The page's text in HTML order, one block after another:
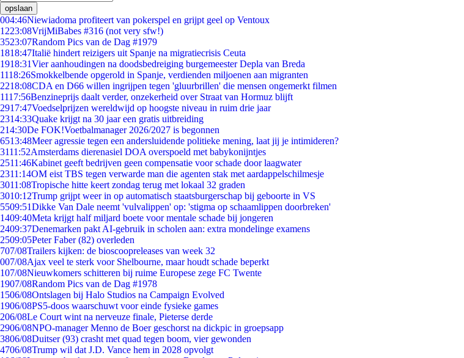
opslaan
004:46Niewiadoma profiteert van pokerspel en grijpt geel op Ventoux
1223:08VrijMiBabes #316 (not very sfw!)
3523:07Random Pics van de Dag #1979
1818:47Italië hindert reizigers uit Spanje na migratiecrisis Ceuta
1918:31Vier aanhoudingen na doodsbedreiging burgemeester Depla van Breda
1118:26Smokkelbende opgerold in Spanje, verdienden miljoenen aan migranten
2218:08CDA en D66 willen ingrijpen tegen 'gluurbrillen' die mensen ongemerkt filmen
1117:56Benzineprijs daalt verder, onzekerheid over Straat van Hormuz blijft
2917:47Voedselprijzen wereldwijd op hoogste niveau in ruim drie jaar
2314:33Quake krijgt na 30 jaar een gratis uitbreiding
214:30De FOK!Voetbalmanager 2026/2027 is begonnen
6513:48Meer agressie tegen een andersluidende politieke mening, laat jij je intimideren?
3111:52Amsterdams dierenasiel DOA overspoeld met babykonijntjes
2511:46Kabinet geeft bedrijven geen compensatie voor schade door laagwater
2311:14OM eist TBS tegen verwarde man die agenten stak met aardappelschilmesje
3011:08Tropische hitte keert zondag terug met lokaal 32 graden
3010:12Trump grijpt weer in op automatisch staatsburgerschap bij geboorte in VS
5509:51Dikke Van Dale neemt 'vulvalippen' op: 'stigma op schaamlippen doorbreken'
1409:40Meta krijgt half miljard boete voor mentale schade bij jongeren
2409:37Denemarken pakt AI-gebruik in scholen aan: extra mondelinge examens
2509:05Peter Faber (82) overleden
707/08Trailers kijken: de bioscoopreleases van week 32
007/08Ajax veel te sterk voor Shelbourne, maar houdt schade beperkt
107/08Nieuwkomers schitteren bij ruime Europese zege FC Twente
1907/08Random Pics van de Dag #1978
1506/08Ontslagen bij Halo Studios na Campaign Evolved
1906/08PS5-doos waarschuwt voor einde fysieke games
206/08Le Court wint na nerveuze finale, Pieterse derde
2906/08NPO-manager Menno de Boer geschorst na dickpic in groepsapp
3806/08Duitser (93) crasht met quad tegen boom, vier gewonden
4706/08Trump wil dat J.D. Vance hem in 2028 opvolgt